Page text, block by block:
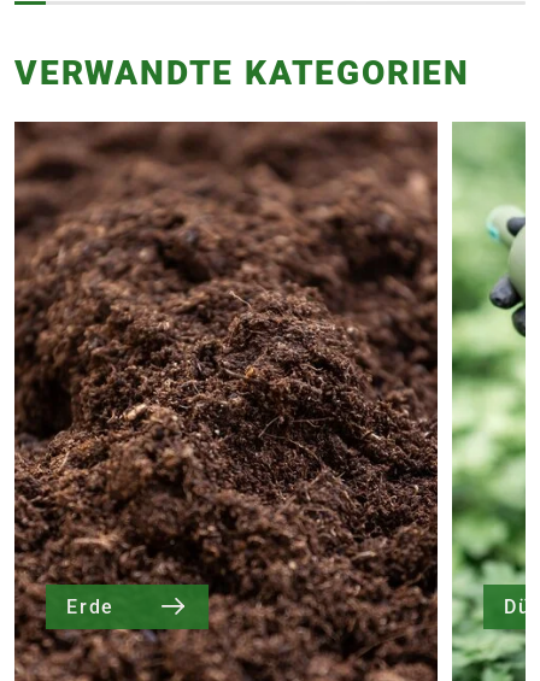
VERWANDTE KATEGORIEN
Erde